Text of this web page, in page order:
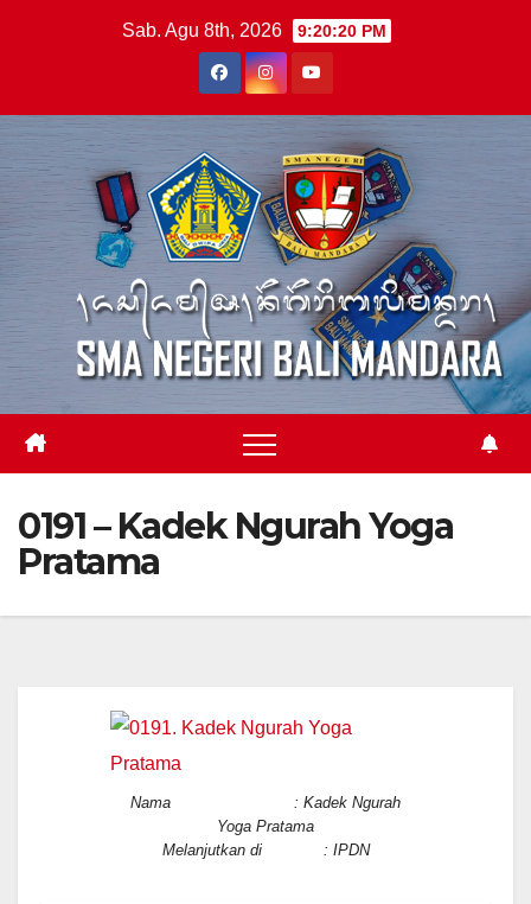
Sab. Agu 8th, 2026 9:20:20 PM
0191 – Kadek Ngurah Yoga
Pratama
Nama : Kadek Ngurah
Yoga Pratama
Melanjutkan di : IPDN